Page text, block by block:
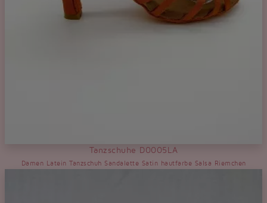
Tanzschuhe D0005LA
Damen Latein Tanzschuh Sandalette Satin hautfarbe Salsa Riemchen